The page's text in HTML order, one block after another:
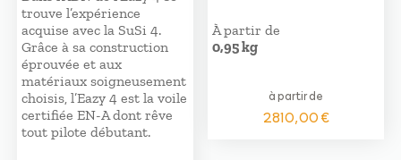
trouve l’expérience
acquise avec la SuSi 4.
Grâce à sa construction
éprouvée et aux
matériaux soigneusement
choisis, l’Eazy 4 est la voile
certifiée EN-A dont rêve
tout pilote débutant.
À partir de
0,95 kg
à partir de
2810,00€